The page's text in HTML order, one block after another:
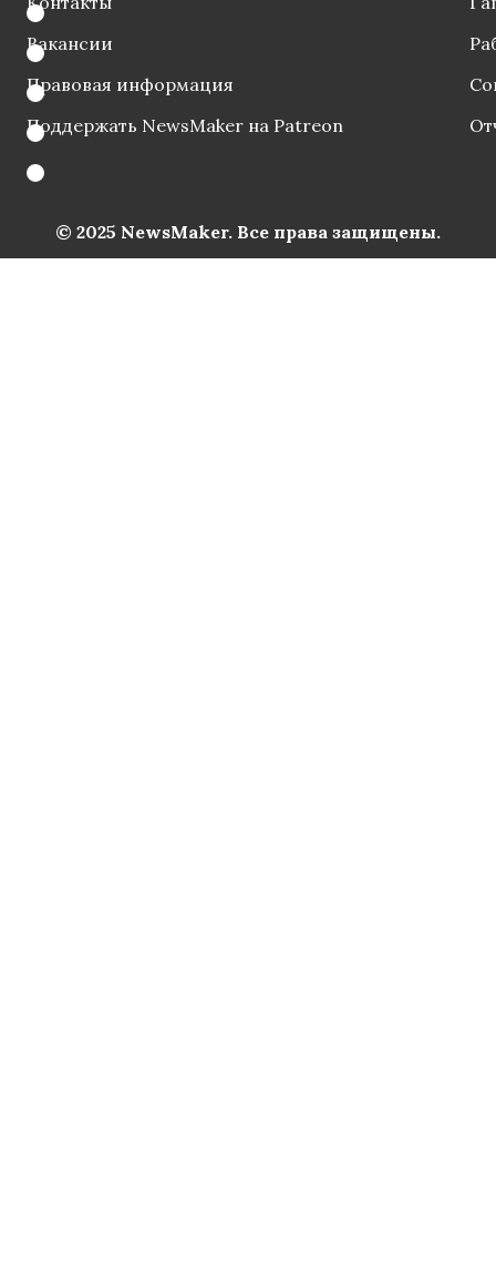
Вакансии
Правовая информация
Поддержать NewsMaker на Patreon
© 2025 NewsMaker. Все права защищены.